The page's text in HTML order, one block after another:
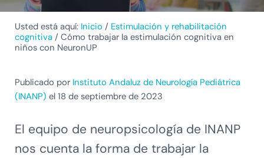
Usted está aquí: Inicio / Estimulación y rehabilitación
cognitiva / Cómo trabajar la estimulación cognitiva en
niños con NeuronUP
Publicado por Instituto Andaluz de Neurología Pediátrica
(INANP) el 18 de septiembre de 2023
El equipo de neuropsicología de INANP
nos cuenta la forma de trabajar la